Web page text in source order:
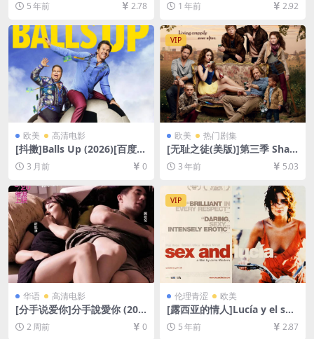
P超清未删减][MP4/13GB][中
英字幕]
5 年前 2.78
080P超清未删减资源][网盘在
线播放/下载][MP4/6.8GB][中
英字幕]
1 年前 2.92
欧美 高清电影
[抖擞]Balls Up (2026)[百度网
盘+夸克网盘1080P超清未删
减资源][网盘在线播放/下载]
[MP4/7.4GB][中英字幕]
3 月前 0
VIP
欧美 热门剧集
[无耻之徒(美版)]第三季 Sha
meless Season 3 (2013)[百
度网盘+夸克网盘1080P超清
未删减资源][网盘在线播放/下
载][MP4/41GB][中英字幕]
3 年前 5.03
华语 高清电影
[分手说爱你]分手說愛你 (201
0)[百度网盘+夸克网盘1080P
超清未删减资源][网盘在线播
2 周前 0
VIP
伦理青涩 欧美
[露西亚的情人]Lucía y el sex
o (2001)[百度网盘+迅雷云盘
资源1080P超清未删减][MP4/
5 年前 2.87